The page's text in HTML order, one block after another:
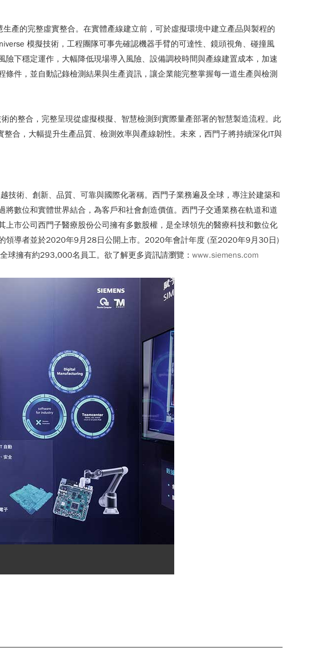
產的完整虛實整合。在實體產線建立前，可於虛擬環境中建立產品與製程的
模擬技術，工程團隊可事先確認機器手臂的可達性、鏡頭視角、碰撞風
下穩定運作，大幅降低現場導入風險、設備調校時間與產線建置成本，加速
件，並自動記錄檢測結果與生產資訊，讓企業能完整掌握每一道生產與檢測
的整合，完整呈現從虛擬模擬、智慧檢測到實際量產部署的智慧製造流程。此
合，大幅提升生產品質、檢測效率與產線韌性。未來，西門子將持續深化IT與
術、創新、品質、可靠與國際化著稱。西門子業務遍及全球，專注於建築和
數位和實體世界結合，為客戶和社會創造價值。西門子交通業務在軌道和道
市公司西門子醫療股份公司擁有多數股權，是全球領先的醫療科技和數位化
領導者並於2020年9月28日公開上市。2020年會計年度 (至2020年9月30日)
球擁有約293,000名員工。欲了解更多資訊請瀏覽：www.siemens.com